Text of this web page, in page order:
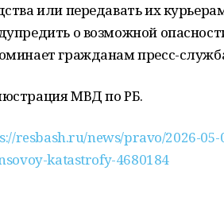
или передавать их
о возможной
гражданам пресс-
МВД по РБ.
resbash.ru/news/pravo/2026-
katastrofy-4680184